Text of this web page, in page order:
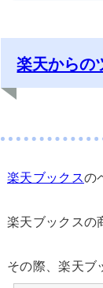
楽天からの
楽天ブックスの
楽天ブックスの
その際、楽天ブ